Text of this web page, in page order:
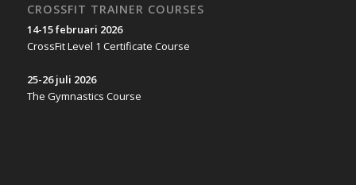
CROSSFIT TRAINER COURSES
14-15 februari 2026
CrossFit Level 1 Certificate Course
25-26 juli 2026
The Gymnastics Course